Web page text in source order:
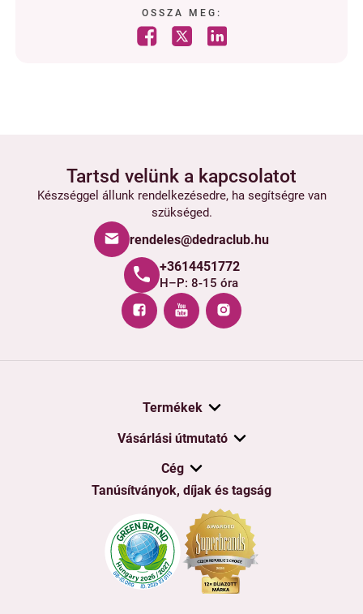
OSSZA MEG:
Tartsd velünk a kapcsolatot
Készséggel állunk rendelkezésedre, ha segítségre van
szükséged.
rendeles@dedraclub.hu
+3614451772
H–P: 8-15 óra
Termékek
Vásárlási útmutató
Cég
Tanúsítványok, díjak és tagság